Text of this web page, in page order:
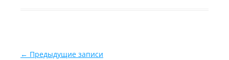
Навигация по записям
← Предыдущие записи